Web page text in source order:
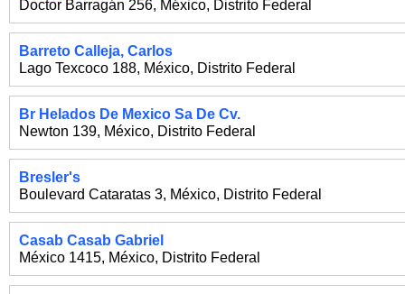
Doctor Barragán 256, México, Distrito Federal
Barreto Calleja, Carlos
Lago Texcoco 188, México, Distrito Federal
Br Helados De Mexico Sa De Cv.
Newton 139, México, Distrito Federal
Bresler's
Boulevard Cataratas 3, México, Distrito Federal
Casab Casab Gabriel
México 1415, México, Distrito Federal